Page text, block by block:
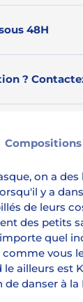
48H
?
Compositions
on a
y a
de leurs
des petits
quel
vous
le ailleurs est
danser à la